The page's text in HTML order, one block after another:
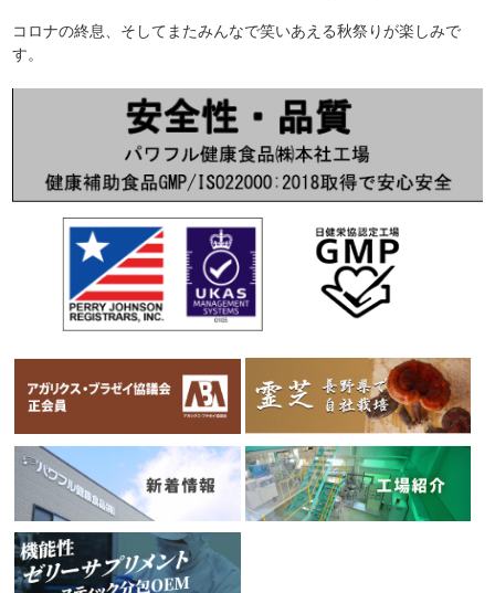
コロナの終息、そしてまたみんなで笑いあえる秋祭りが楽しみで
す。